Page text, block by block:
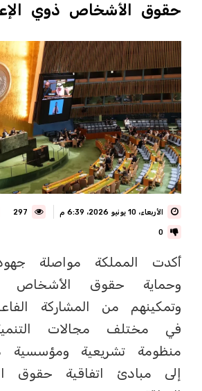
حقوق الأشخاص ذوي
الأربعاء، 10 يونيو 2026، 6:39 م
0
أكدت المملكة مواصلة
وحماية حقوق الأشخاص
وتمكينهم من المشاركة
في مختلف مجالات
منظومة تشريعية ومؤسسية
إلى مبادئ اتفاقية حقوق